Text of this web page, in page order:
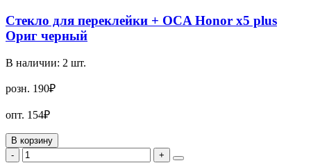
Стекло для переклейки + OCA Honor x5 plus
Ориг черный
В наличии: 2 шт.
розн. 190₽
опт. 154₽
В корзину
-
+